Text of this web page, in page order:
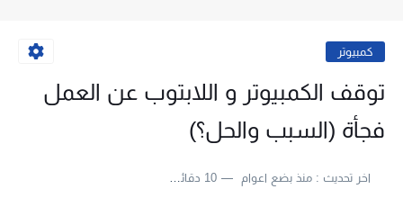
كمبيوتر
توقف الكمبيوتر و اللابتوب عن العمل
فجأة (السبب والحل؟)
اخر تحديث :منذ بضع اعوام 10 دقائق للقراءة